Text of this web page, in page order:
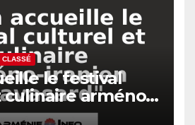
CLASSÉ
le festival
arméno-
»